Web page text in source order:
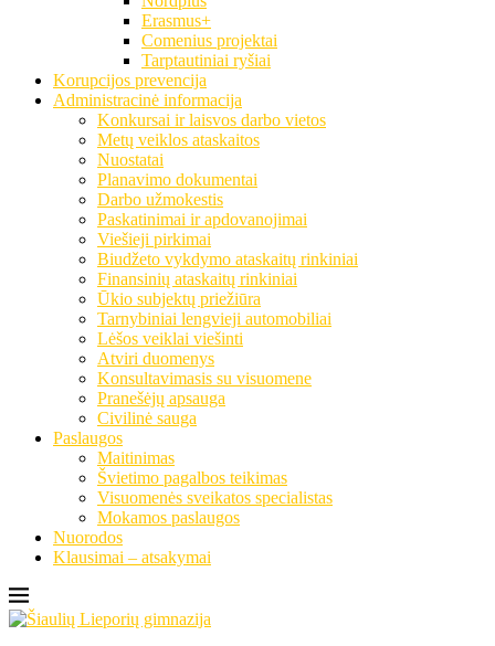
Erasmus+
Comenius projektai
Tarptautiniai ryšiai
Korupcijos prevencija
Administracinė informacija
Konkursai ir laisvos darbo vietos
Metų veiklos ataskaitos
Nuostatai
Planavimo dokumentai
Darbo užmokestis
Paskatinimai ir apdovanojimai
Viešieji pirkimai
Biudžeto vykdymo ataskaitų rinkiniai
Finansinių ataskaitų rinkiniai
Ūkio subjektų priežiūra
Tarnybiniai lengvieji automobiliai
Lėšos veiklai viešinti
Atviri duomenys
Konsultavimasis su visuomene
Pranešėjų apsauga
Civilinė sauga
Paslaugos
Maitinimas
Švietimo pagalbos teikimas
Visuomenės sveikatos specialistas
Mokamos paslaugos
Nuorodos
Klausimai – atsakymai